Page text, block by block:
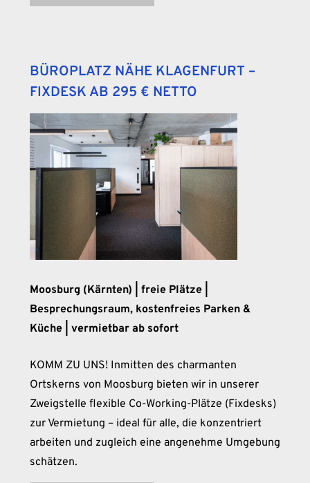
BÜROPLATZ NÄHE KLAGENFURT –
FIXDESK AB 295 € NETTO
Moosburg (Kärnten) | freie Plätze |
Besprechungsraum, kostenfreies Parken &
Küche | vermietbar ab sofort
KOMM ZU UNS! Inmitten des charmanten
Ortskerns von Moosburg bieten wir in unserer
Zweigstelle flexible Co-Working-Plätze (Fixdesks)
zur Vermietung – ideal für alle, die konzentriert
arbeiten und zugleich eine angenehme Umgebung
schätzen.